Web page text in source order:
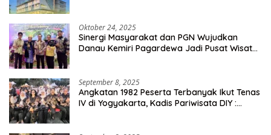
Oktober 24, 2025
Sinergi Masyarakat dan PGN Wujudkan
Danau Kemiri Pagardewa Jadi Pusat Wisata
September 8, 2025
Angkatan 1982 Peserta Terbanyak Ikut Tenas
IV di Yogyakarta, Kadis Pariwisata DIY :